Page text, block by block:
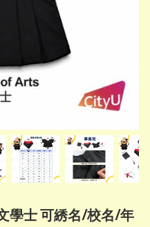
學士 可綉名/校名/年